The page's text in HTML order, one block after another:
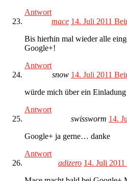
Antwort
mace 14. Juli 2011
Bis hierhin mal wieder alle
Google+!
Antwort
snow 14. Juli 2011
würde mich über ein
Antwort
swissworm 14.
Google+ ja gerne… danke
Antwort
adizero 14. Juli